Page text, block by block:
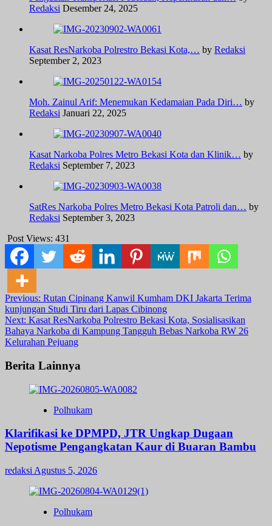
Redaksi Desember 24, 2025
Kasat ResNarkoba Polrestro Bekasi Kota,… by Redaksi
September 2, 2023
Moh. Zainul Arif: Menemukan Kedamaian Pada Diri… by
Redaksi Januari 22, 2025
Kasat Narkoba Polres Metro Bekasi Kota dan Klinik… by
Redaksi September 7, 2023
SatRes Narkoba Polres Metro Bekasi Kota Patroli dan… by
Redaksi September 3, 2023
Post Views: 431
Post
navigation
Previous: Rutan Cipinang Kanwil Kumham DKI Jakarta Terima
kunjungan Studi Tiru dari Lapas Cibinong
Next: Kasat ResNarkoba Polrestro Bekasi Kota, Sosialisasikan
Bahaya Narkoba di Kampung Tangguh Bebas Narkoba RW 26
Kelurahan Pejuang
Berita Lainnya
Polhukam
Klarifikasi ke DPMPD, JTR Ungkap Dugaan
Nepotisme Pengangkatan Kaur di Buaran Bambu
redaksi Agustus 5, 2026
Polhukam